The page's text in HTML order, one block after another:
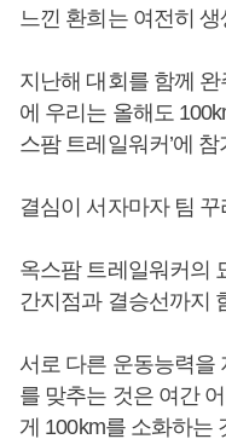
느낀 환희는 여전히
지난해 대회를 함께
에 우리는 올해도
스팜 트레일워커’에
결심이 서자마자 팀
옥스팜 트레일워커의
간지점과 결승선까지
서로 다른 운동능력을
를 맞추는 것은 여간
게 100km를 소화하는